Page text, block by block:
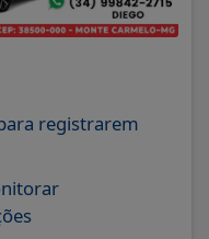
registrarem